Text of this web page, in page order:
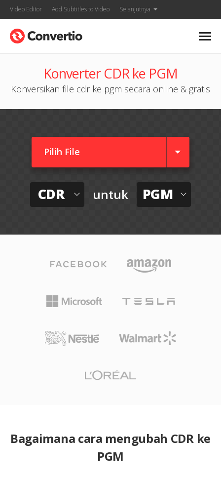
Video Editor Add Subtitles to Video Selanjutnya
Konverter CDR ke PGM
Konversikan file cdr ke pgm secara online & gratis
Pilih File
CDR untuk PGM
Bagaimana cara mengubah CDR ke
PGM